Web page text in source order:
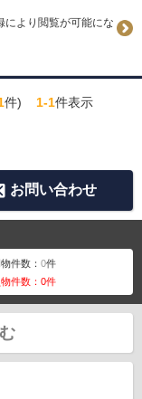
により閲覧が可能にな
件) 1-1件表示
お問い合わせ
件数：0件
件数：0件